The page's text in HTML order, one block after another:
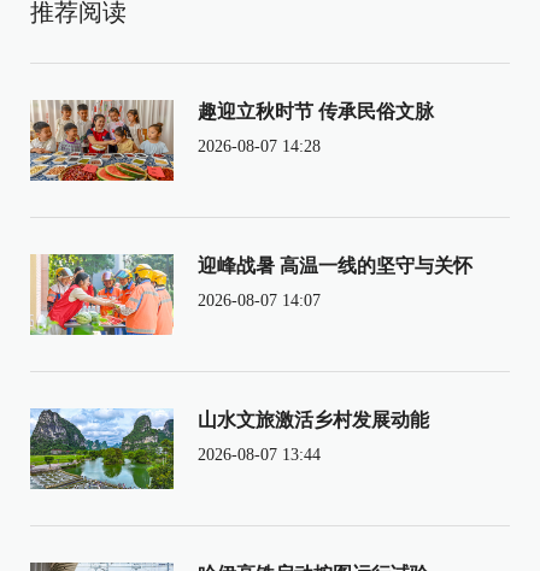
推荐阅读
趣迎立秋时节 传承民俗文脉
2026-08-07 14:28
迎峰战暑 高温一线的坚守与关怀
2026-08-07 14:07
山水文旅激活乡村发展动能
2026-08-07 13:44